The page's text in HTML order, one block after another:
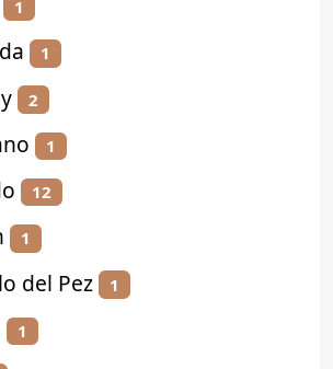
1
1
2
1
12
1
del Pez 1
1